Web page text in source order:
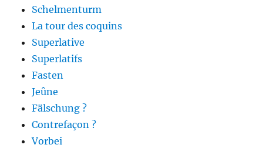
Schelmenturm
La tour des coquins
Superlative
Superlatifs
Fasten
Jeûne
Fälschung ?
Contrefaçon ?
Vorbei